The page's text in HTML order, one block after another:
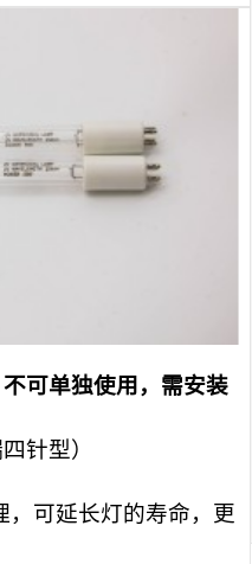
可单独使用，需安装
针型）
，可延长灯的寿命，更